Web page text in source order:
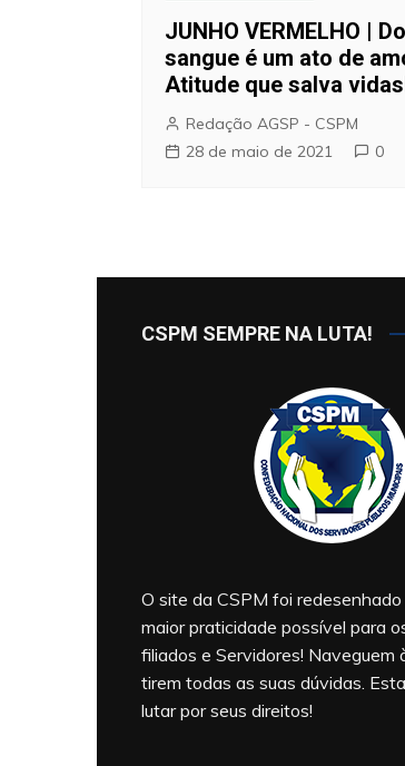
JUNHO VERMELHO |
sangue é um ato de
Atitude que salva
Redação AGSP - CSPM
28 de maio de 2021
0
CSPM SEMPRE NA LUTA!
O site da CSPM foi
maior praticidade possível para
filiados e Servidores! Naveguem
tirem todas as suas dúvidas.
lutar por seus direitos!